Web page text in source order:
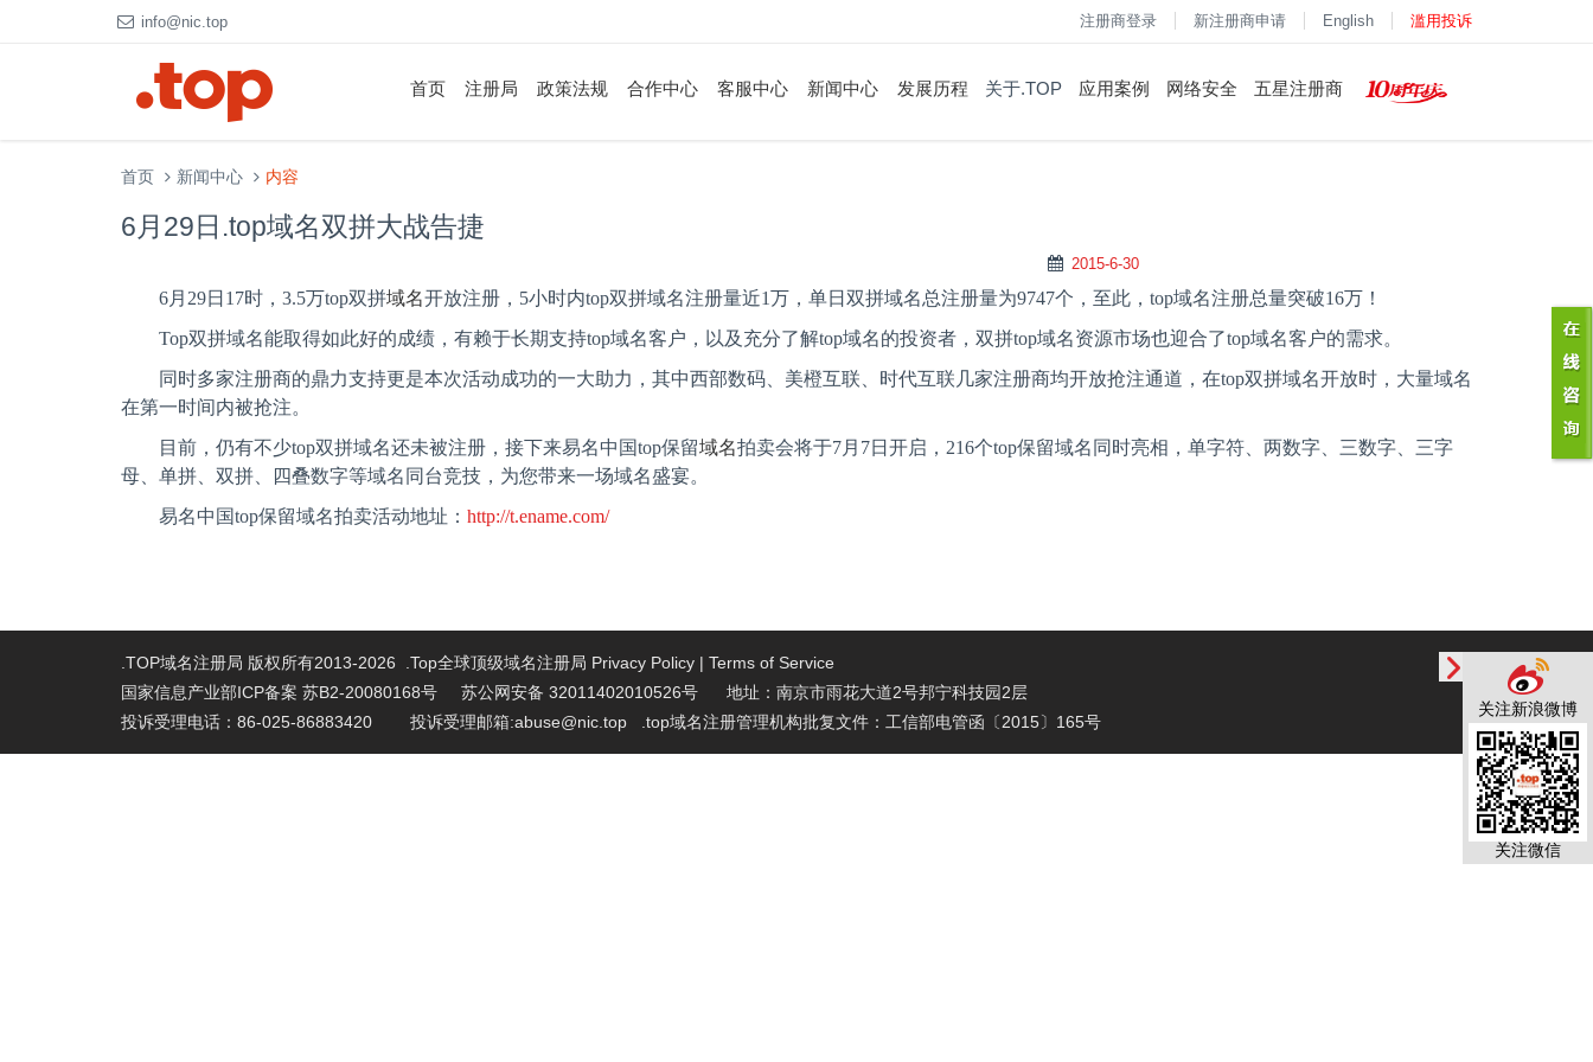
info@nic.top 注册商登录 新注册商申请 English 滥用投诉
首页 注册局 政策法规 合作中心 客服中心 新闻中心 发展历程 关于.TOP 应用案例 网络安全 五星注册商
关注新浪微博
关注微信
首页 新闻中心 内容
6月29日.top域名双拼大战告捷
2015-6-30
6月 29日 17时， 3.5万top双拼域名开放注册， 5小时内top双拼域名注册量近1万，单日双拼域名总注册量为9747个，至此， top域名注册总量突破16万！
Top双拼域名能取得如此好的成绩，有赖于长期支持top域名客户，以及充分了解top域名的投资者，双拼top域名资源市场也迎合了top域名客户的需求。
同时多家注册商的鼎力支持更是本次活动成功的一大助力，其中西部数码、美橙互联、时代互联几家注册商均开放抢注通道，在top双拼域名开放时，大量域名
在第一时间内被抢注。
目前，仍有不少top双拼域名还未被注册，接下来易名中国top保留域名拍卖会将于7月 7日开启， 216个top保留域名同时亮相，单字符、两数字、三数字、三字
母、单拼、双拼、四叠数字等域名同台竞技，为您带来一场域名盛宴。
易名中国top保留域名拍卖活动地址： http://t.ename.com/
.TOP域名注册局 版权所有2013-2026 .Top全球顶级域名注册局 Privacy Policy | Terms of Service
国家信息产业部ICP备案 苏B2-20080168号 苏公网安备 32011402010526号 地址：南京市雨花大道2号邦宁科技园2层
投诉受理电话：86-025-86883420 投诉受理邮箱:abuse@nic.top
.top域名注册管理机构批复文件：工信部电管函〔2015〕165号